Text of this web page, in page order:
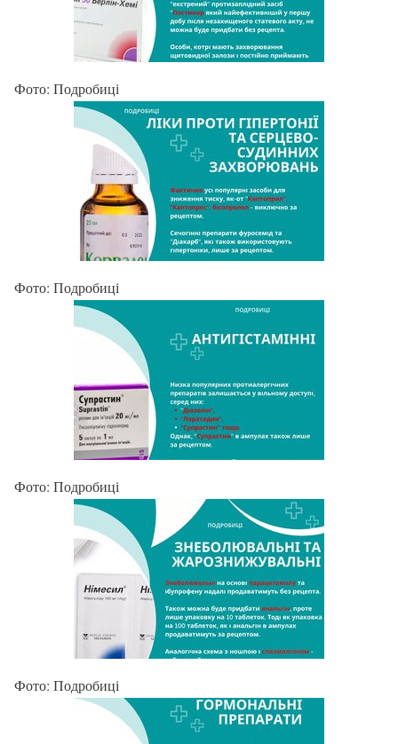
Фото: Подробиці
Фото: Подробиці
Фото: Подробиці
Фото: Подробиці